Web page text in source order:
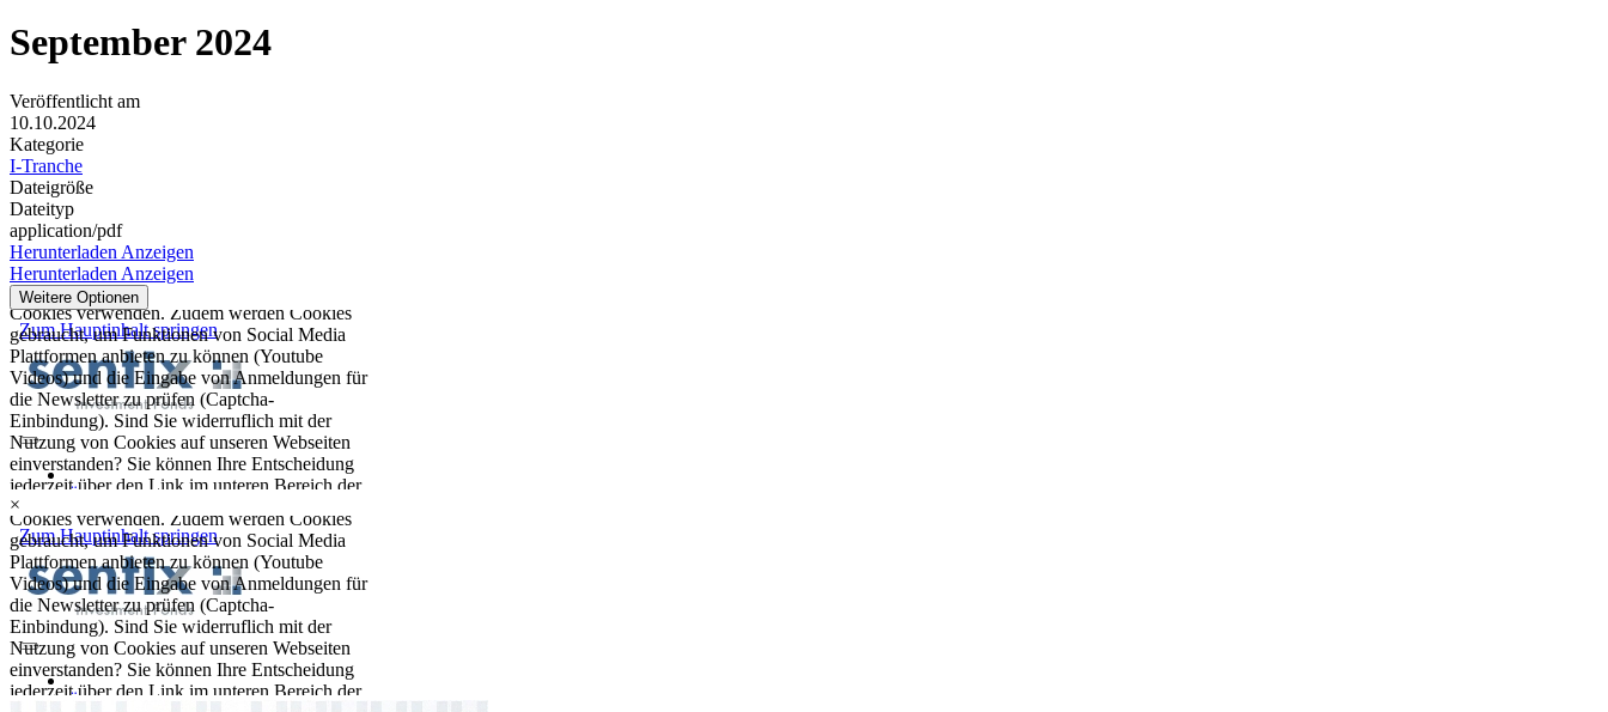
September 2024
Veröffentlicht am
10.10.2024
Kategorie
I-Tranche
Dateigröße
Dateityp
application/pdf
Herunterladen Anzeigen
Herunterladen Anzeigen
Weitere Optionen
×